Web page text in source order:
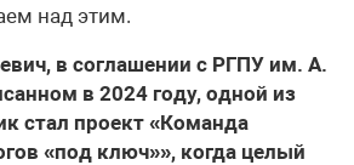
над этим.
в соглашении с РГПУ им. А.
в 2024 году, одной из
стал проект «Команда
«под ключ»», когда целый